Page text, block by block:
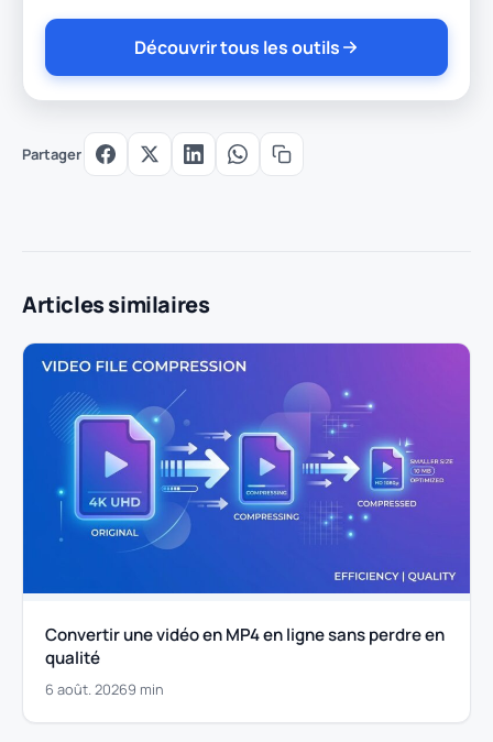
Partager
Découvrir tous les outils
Articles similaires
Convertir une vidéo en MP4 en ligne sans perdre en
qualité
6 août. 20269 min